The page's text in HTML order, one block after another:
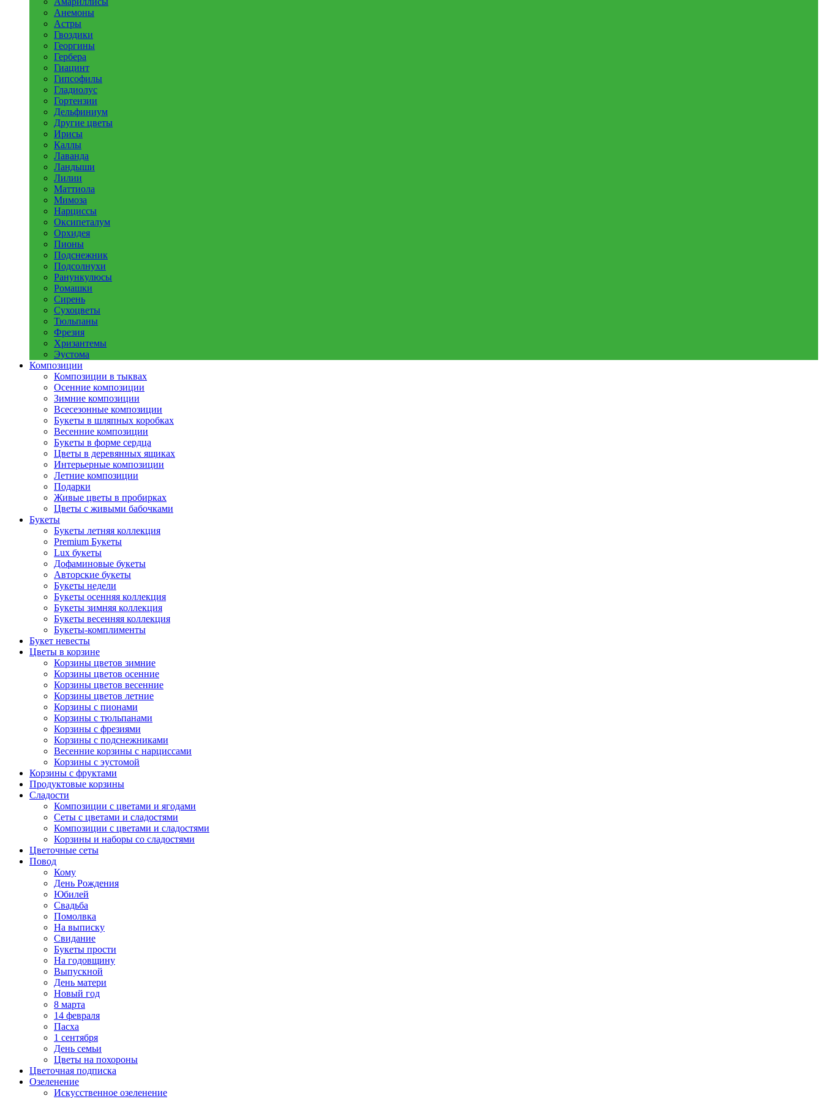
Анемоны
Астры
Гвоздики
Георгины
Гербера
Гиацинт
Гипсофилы
Гладиолус
Гортензии
Дельфиниум
Другие цветы
Ирисы
Каллы
Лаванда
Ландыши
Лилии
Маттиола
Мимоза
Нарциссы
Оксипеталум
Орхидея
Пионы
Подснежник
Подсолнухи
Ранункулюсы
Ромашки
Сирень
Сухоцветы
Тюльпаны
Фрезия
Хризантемы
Эустома
Композиции
Композиции в тыквах
Осенние композиции
Зимние композиции
Всесезонные композиции
Букеты в шляпных коробках
Весенние композиции
Букеты в форме сердца
Цветы в деревянных ящиках
Интерьерные композиции
Летние композиции
Подарки
Живые цветы в пробирках
Цветы с живыми бабочками
Букеты
Букеты летняя коллекция
Premium Букеты
Lux букеты
Дофаминовые букеты
Авторские букеты
Букеты недели
Букеты осенняя коллекция
Букеты зимняя коллекция
Букеты весенняя коллекция
Букеты-комплименты
Букет невесты
Цветы в корзине
Корзины цветов зимние
Корзины цветов осенние
Корзины цветов весенние
Корзины цветов летние
Корзины с пионами
Корзины с тюльпанами
Корзины с фрезиями
Корзины с подснежниками
Весенние корзины с нарциссами
Корзины с эустомой
Корзины с фруктами
Продуктовые корзины
Сладости
Композиции с цветами и ягодами
Сеты с цветами и сладостями
Композиции с цветами и сладостями
Корзины и наборы со сладостями
Цветочные сеты
Повод
Кому
День Рождения
Юбилей
Свадьба
Помолвка
На выписку
Свидание
Букеты прости
На годовщину
Выпускной
День матери
Новый год
8 марта
14 февраля
Пасха
1 сентября
День семьи
Цветы на похороны
Цветочная подписка
Озеленение
Искусственное озеленение